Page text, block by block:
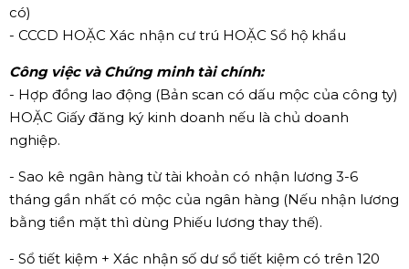
có)
- CCCD HOẶC Xác nhận cư trú HOẶC Sổ hộ khẩu
Công việc và Chứng minh tài chính:
- Hợp đồng lao động (Bản scan có dấu mộc của công ty)
HOẶC Giấy đăng ký kinh doanh nếu là chủ doanh
nghiệp.
- Sao kê ngân hàng từ tài khoản có nhận lương 3-6
tháng gần nhất có mộc của ngân hàng (Nếu nhận lương
bằng tiền mặt thì dùng Phiếu lương thay thế).
- Sổ tiết kiệm + Xác nhận số dư sổ tiết kiệm có trên 120